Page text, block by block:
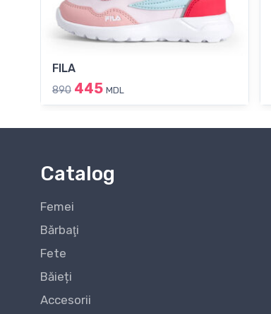
FILA
890 445 MDL
Catalog
Femei
Bărbaţi
Fete
Băieți
Accesorii